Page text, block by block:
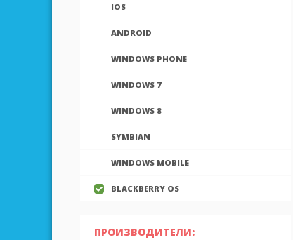
IOS
ANDROID
WINDOWS PHONE
WINDOWS 7
WINDOWS 8
SYMBIAN
WINDOWS MOBILE
BLACKBERRY OS
ПРОИЗВОДИТЕЛИ: